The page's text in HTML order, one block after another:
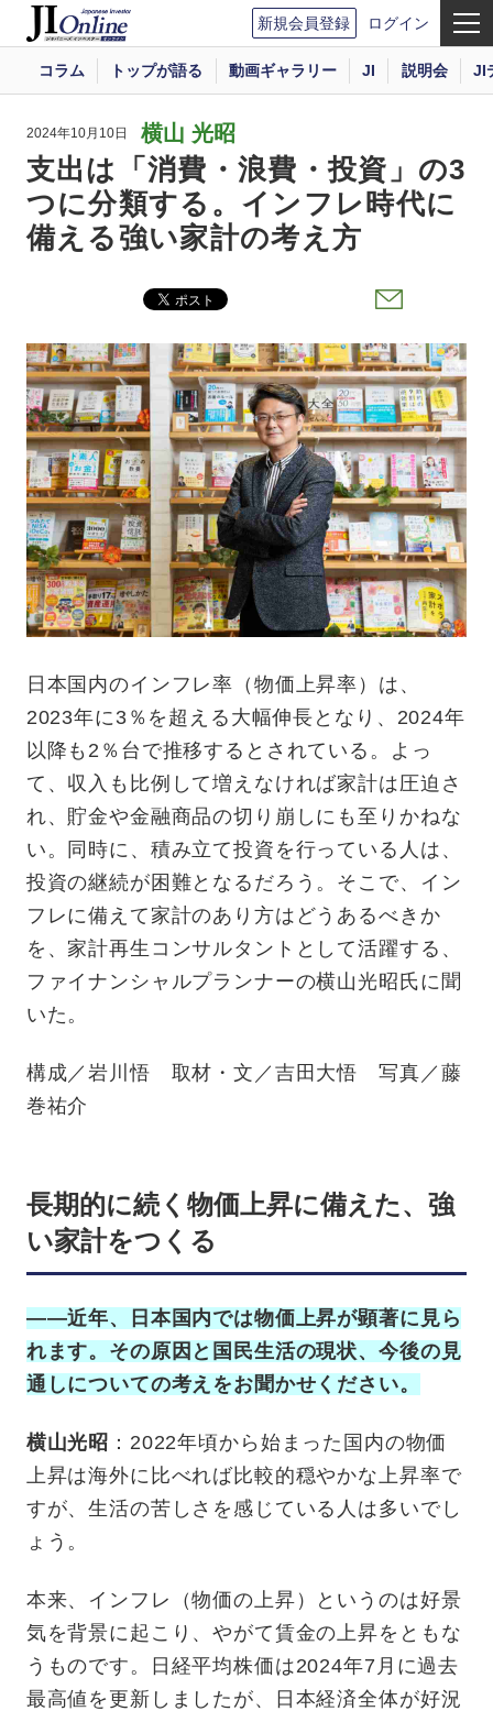
新規会員登録 ログイン
コラム トップが語る 動画ギャラリー JI 説明会 JI
2024年10月10日 横山 光昭
支出は「消費・浪費・投資」の3
つに分類する。インフレ時代に
備える強い家計の考え方
日本国内のインフレ率（物価上昇率）は、
2023年に3％を超える大幅伸長となり、2024年
以降も2％台で推移するとされている。よっ
て、収入も比例して増えなければ家計は圧迫さ
れ、貯金や金融商品の切り崩しにも至りかねな
い。同時に、積み立て投資を行っている人は、
投資の継続が困難となるだろう。そこで、イン
フレに備えて家計のあり方はどうあるべきか
を、家計再生コンサルタントとして活躍する、
ファイナンシャルプランナーの横山光昭氏に聞
いた。
構成／岩川悟 取材・文／吉田大悟 写真／藤
巻祐介
長期的に続く物価上昇に備えた、強
い家計をつくる
——近年、日本国内では物価上昇が顕著に見ら
れます。その原因と国民生活の現状、今後の見
通しについての考えをお聞かせください。
横山光昭 ：2022年頃から始まった国内の物価
上昇は海外に比べれば比較的穏やかな上昇率で
すが、生活の苦しさを感じている人は多いでし
ょう。
本来、インフレ（物価の上昇）というのは好景
気を背景に起こり、やがて賃金の上昇をともな
うものです。日経平均株価は2024年7月に過去
最高値を更新しましたが、日本経済全体が好況